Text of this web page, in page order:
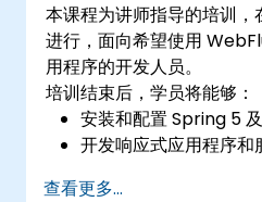
本课程为讲师指导的培训，
进行，面向希望使用
用程序的开发人员。
培训结束后，学员将能够：
安装和配置 Spring 5
开发响应式应用程序和
查看更多...